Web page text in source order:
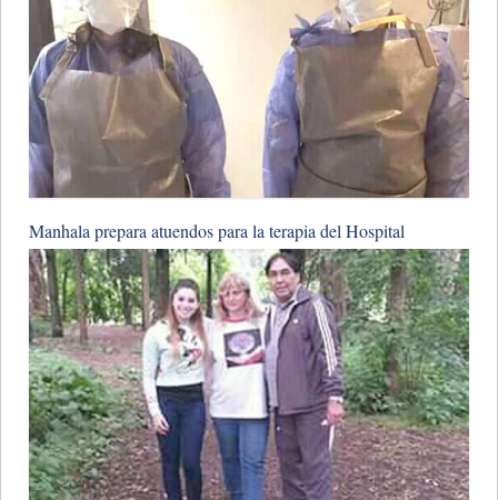
Manhala prepara atuendos para la terapia del Hospital